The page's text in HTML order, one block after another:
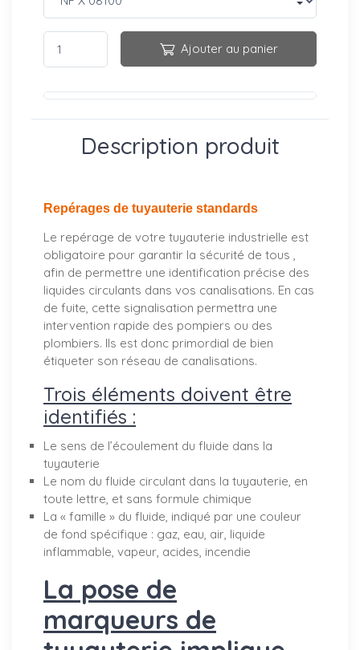
Ajouter au panier
Description produit
Repérages de tuyauterie standards
Le repérage de votre tuyauterie industrielle est
obligatoire pour garantir la sécurité de tous ,
afin de permettre une identification précise des
liquides circulants dans vos canalisations. En cas
de fuite, cette signalisation permettra une
intervention rapide des pompiers ou des
plombiers. Ils est donc primordial de bien
étiqueter son réseau de canalisations.
Trois éléments doivent être
identifiés :
Le sens de l’écoulement du fluide dans la
tuyauterie
Le nom du fluide circulant dans la tuyauterie, en
toute lettre, et sans formule chimique
La « famille » du fluide, indiqué par une couleur
de fond spécifique : gaz, eau, air, liquide
inflammable, vapeur, acides, incendie
La pose de
marqueurs de